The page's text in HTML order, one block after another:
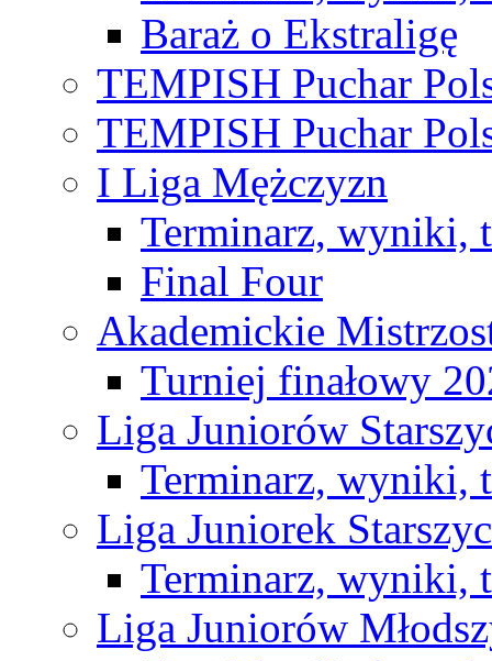
Baraż o Ekstraligę
TEMPISH Puchar
TEMPISH Puchar
I Liga Mężczyzn
Terminarz, wyniki,
Final Four
Akademickie
Turniej finałowy
Liga Juniorów
Terminarz, wyniki,
Liga Juniorek
Terminarz, wyniki,
Liga Juniorów